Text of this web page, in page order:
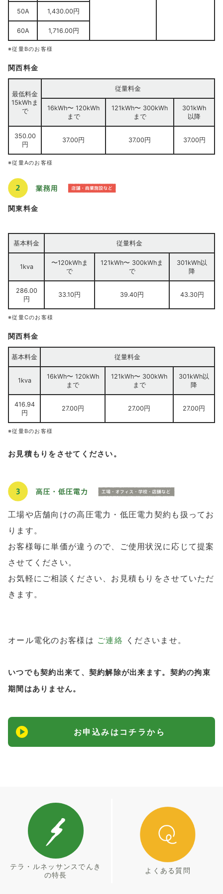
50A 1,430.00円
60A 1,716.00円
※従量Bのお客様
関西料金
最低料金
15kWhま
で
従量料金
16kWh〜 120kWh
まで
121kWh〜 300kWh
まで
301kWh
以降
350.00
円
37.00円 37.00円 37.00円
※従量Aのお客様
関東料金
基本料金 従量料金
1kva
〜120kWhま
で
121kWh〜 300kWhま
で
301kWh以
降
286.00
円
33.10円 39.40円 43.30円
※従量Cのお客様
関西料金
基本料金 従量料金
1kva
16kWh〜 120kWh
まで
121kWh〜 300kWh
まで
301kWh以
降
416.94
円
27.00円 27.00円 27.00円
※従量Bのお客様
お見積もりをさせてください。
工場や店舗向けの高圧電力・低圧電力契約も扱ってお
ります。
お客様毎に単価が違うので、ご使用状況に応じて提案
させてください。
お気軽にご相談ください、お見積もりをさせていただ
きます。
オール電化のお客様は ご連絡 くださいませ。
いつでも契約出来て、契約解除が出来ます。契約の拘束
期間はありません。
お申込みはコチラから
テラ・ルネッサンス でんき
の特長
よくある質問